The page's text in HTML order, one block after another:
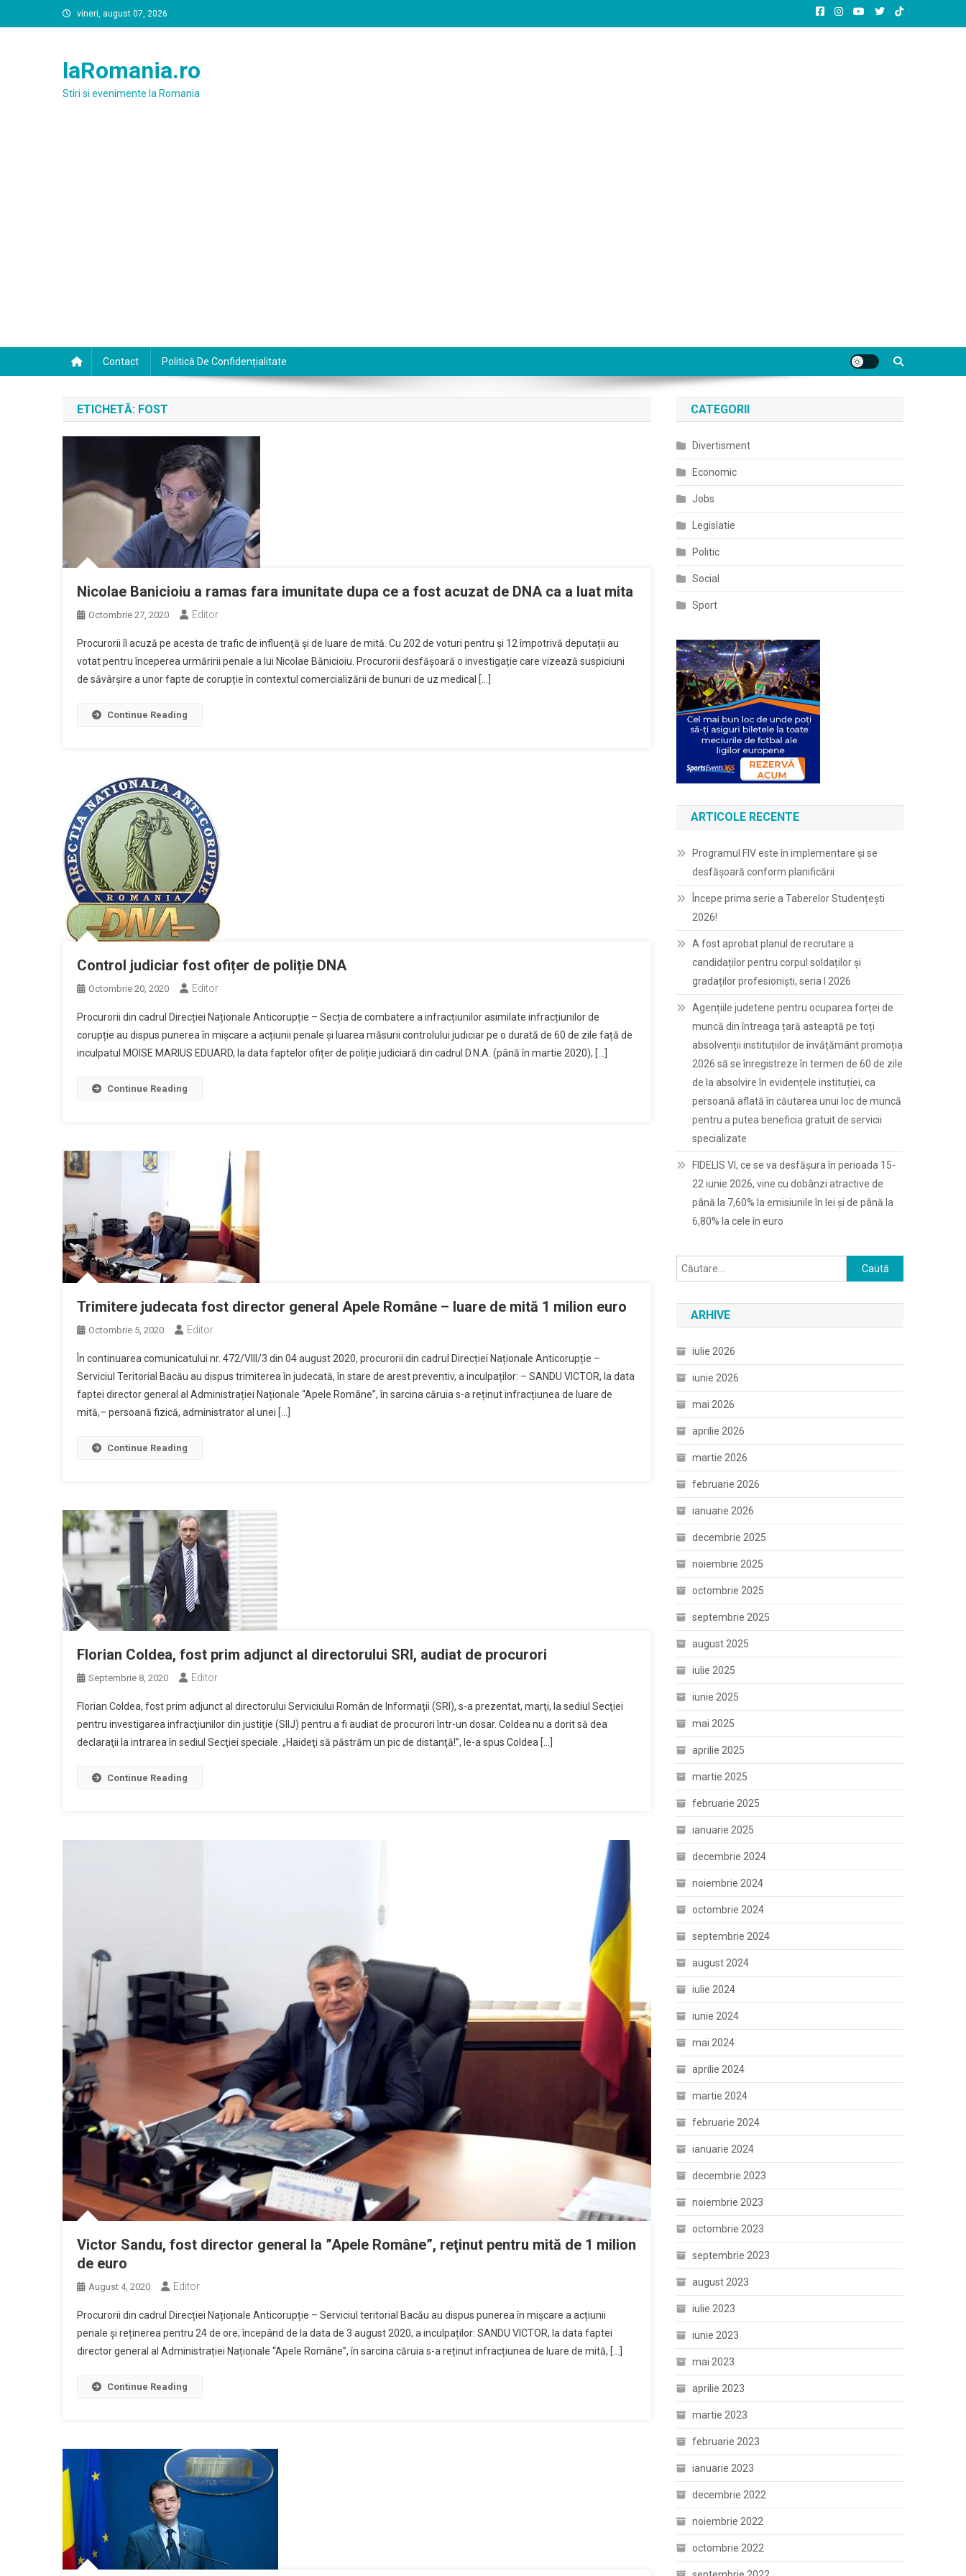
to
vineri, august 07, 2026
laRomania.ro
Stiri si evenimente la Romania
Contact Politică De Confidențialitate
ETICHETĂ: FOST
Nicolae Banicioiu a ramas fara imunitate dupa ce a fost acuzat de DNA ca a luat mita
Octombrie 27, 2020 Editor
Procurorii îl acuză pe acesta de trafic de influenţă şi de luare de mită. Cu 202 de voturi pentru și 12 împotrivă deputații au
votat pentru începerea urmăririi penale a lui Nicolae Bănicioiu. Procurorii desfășoară o investigație care vizează suspiciuni
de săvârșire a unor fapte de corupție în contextul comercializării de bunuri de uz medical […]
Continue Reading
Control judiciar fost ofițer de poliție DNA
Octombrie 20, 2020 Editor
Procurorii din cadrul Direcției Naționale Anticorupție – Secția de combatere a infracțiunilor asimilate infracțiunilor de
corupție au dispus punerea în mișcare a acțiunii penale și luarea măsurii controlului judiciar pe o durată de 60 de zile față de
inculpatul MOISE MARIUS EDUARD, la data faptelor ofițer de poliție judiciară din cadrul D.N.A. (până în martie 2020), […]
Continue Reading
Trimitere judecata fost director general Apele Române – luare de mită 1 milion euro
Octombrie 5, 2020 Editor
În continuarea comunicatului nr. 472/VIII/3 din 04 august 2020, procurorii din cadrul Direcției Naționale Anticorupție –
Serviciul Teritorial Bacău au dispus trimiterea în judecată, în stare de arest preventiv, a inculpaților: – SANDU VICTOR, la data
faptei director general al Administrației Naționale “Apele Române”, în sarcina căruia s-a reținut infracțiunea de luare de
mită,– persoană fizică, administrator al unei […]
Continue Reading
Florian Coldea, fost prim adjunct al directorului SRI, audiat de procurori
Septembrie 8, 2020 Editor
Florian Coldea, fost prim adjunct al directorului Serviciului Român de Informaţii (SRI), s-a prezentat, marţi, la sediul Secţiei
pentru investigarea infracţiunilor din justiţie (SIIJ) pentru a fi audiat de procurori într-un dosar. Coldea nu a dorit să dea
declaraţii la intrarea în sediul Secţiei speciale. „Haideţi să păstrăm un pic de distanţă!”, le-a spus Coldea […]
Continue Reading
Victor Sandu, fost director general la ”Apele Române”, reţinut pentru mită de 1 milion
de euro
August 4, 2020 Editor
Procurorii din cadrul Direcției Naționale Anticorupție – Serviciul teritorial Bacău au dispus punerea în mișcare a acțiunii
penale și reținerea pentru 24 de ore, începând de la data de 3 august 2020, a inculpaților: SANDU VICTOR, la data faptei
director general al Administrației Naționale “Apele Române”, în sarcina căruia s-a reținut infracțiunea de luare de mită, […]
Continue Reading
CATEGORII
Divertisment
Economic
Jobs
Legislatie
Politic
Social
Sport
ARTICOLE RECENTE
Programul FIV este în implementare și se
desfășoară conform planificării
Începe prima serie a Taberelor Studențești
2026!
A fost aprobat planul de recrutare a
candidaților pentru corpul soldaților și
gradaților profesioniști, seria I 2026
Agențiile judetene pentru ocuparea forței de
muncă din întreaga țară asteaptă pe toți
absolvenții instituțiilor de învățământ promoția
2026 să se înregistreze în termen de 60 de zile
de la absolvire în evidențele instituției, ca
persoană aflată în căutarea unui loc de muncă
pentru a putea beneficia gratuit de servicii
specializate
FIDELIS VI, ce se va desfășura în perioada 15-
22 iunie 2026, vine cu dobânzi atractive de
până la 7,60% la emisiunile în lei și de până la
6,80% la cele în euro
Caută
după:
ARHIVE
iulie 2026
iunie 2026
mai 2026
aprilie 2026
martie 2026
februarie 2026
ianuarie 2026
decembrie 2025
noiembrie 2025
octombrie 2025
septembrie 2025
august 2025
iulie 2025
iunie 2025
mai 2025
aprilie 2025
martie 2025
februarie 2025
ianuarie 2025
decembrie 2024
noiembrie 2024
octombrie 2024
septembrie 2024
august 2024
iulie 2024
iunie 2024
mai 2024
aprilie 2024
martie 2024
februarie 2024
ianuarie 2024
decembrie 2023
noiembrie 2023
octombrie 2023
septembrie 2023
august 2023
iulie 2023
iunie 2023
mai 2023
aprilie 2023
martie 2023
februarie 2023
ianuarie 2023
decembrie 2022
noiembrie 2022
octombrie 2022